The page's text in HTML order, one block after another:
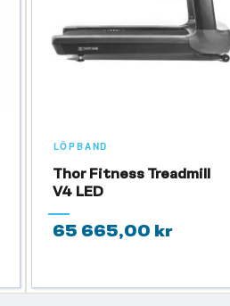
LÖPBAND
Thor Fitness Treadmill
V4 LED
65 665,00 kr